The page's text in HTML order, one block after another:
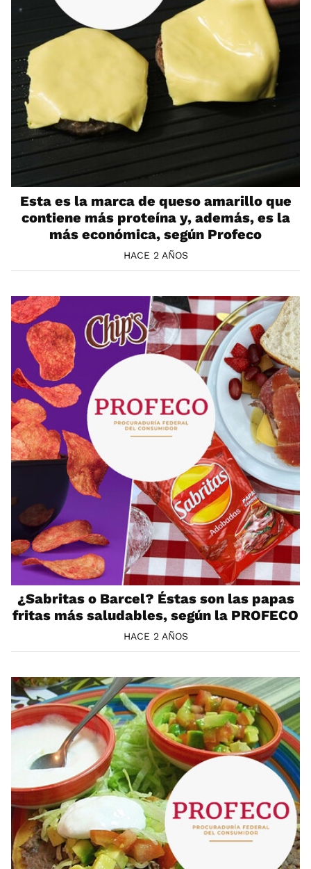
Esta es la marca de queso amarillo que
contiene más proteína y, además, es la
más económica, según Profeco
HACE 2 AÑOS
¿Sabritas o Barcel? Éstas son las papas
fritas más saludables, según la PROFECO
HACE 2 AÑOS